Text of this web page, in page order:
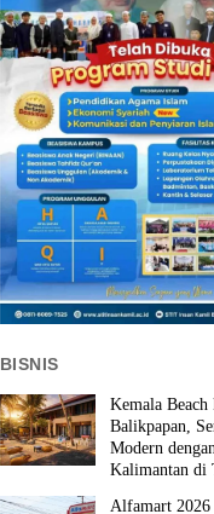
BISNIS
Kemala Beach
Balikpapan,
Modern
Kalimantan di
Alfamart 2026